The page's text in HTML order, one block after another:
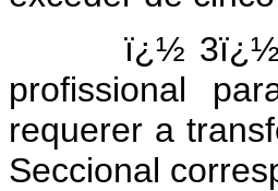
ï¿½ 3ï¿½ No
profissional
requerer a
Seccional